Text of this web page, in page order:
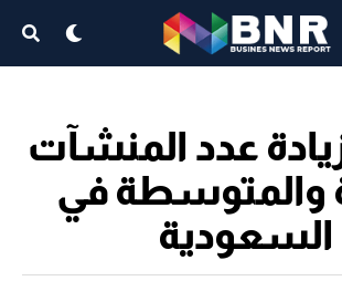
عدد المنشآت
والمتوسطة في
السعودية